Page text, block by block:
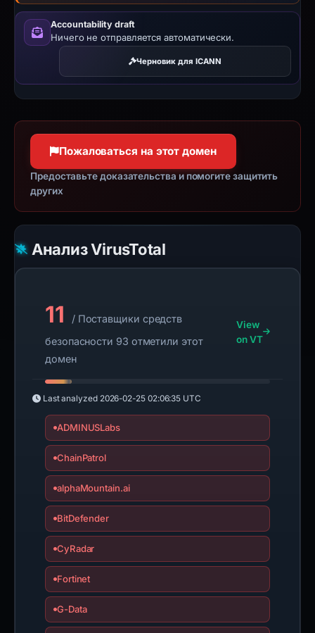
Accountability draft
Ничего не отправляется автоматически.
Черновик для ICANN
Пожаловаться на этот домен
Предоставьте доказательства и помогите защитить
других
Анализ VirusTotal
11
/ Поставщики средств
безопасности 93 отметили этот
домен
View
on VT
Last analyzed 2026-02-25 02:06:35 UTC
ADMINUSLabs
ChainPatrol
alphaMountain.ai
BitDefender
CyRadar
Fortinet
G-Data